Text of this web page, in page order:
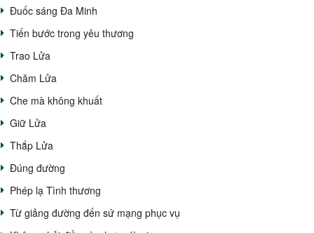
Đuốc sáng Đa Minh
Tiến bước trong yêu thương
Trao Lửa
Chăm Lửa
Che mà không khuất
Giữ Lửa
Thắp Lửa
Đúng đường
Phép lạ Tình thương
Từ giảng đường đến sứ mạng phục vụ